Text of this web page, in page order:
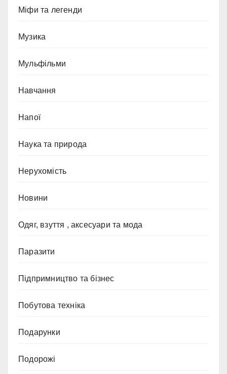
Міфи та легенди
Музика
Мульфільми
Навчання
Напої
Наука та природа
Нерухомість
Новини
Одяг, взуття , аксесуари та мода
Паразити
Підпримництво та бізнес
Побутова техніка
Подарунки
Подорожі